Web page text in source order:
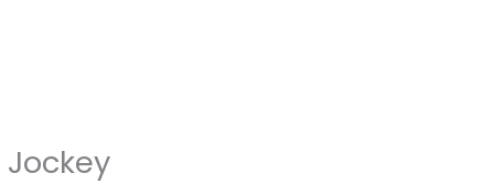
Jockey